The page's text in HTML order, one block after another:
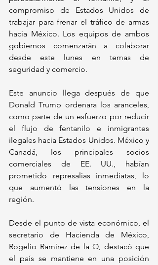
compromiso de Estados Unidos de
trabajar para frenar el tráfico de armas
hacia México. Los equipos de ambos
gobiernos comenzarán a colaborar
desde este lunes en temas de
seguridad y comercio.
Este anuncio llega después de que
Donald Trump ordenara los aranceles,
como parte de un esfuerzo por reducir
el flujo de fentanilo e inmigrantes
ilegales hacia Estados Unidos. México y
Canadá, los principales socios
comerciales de EE. UU., habían
prometido represalias inmediatas, lo
que aumentó las tensiones en la
región.
Desde el punto de vista económico, el
secretario de Hacienda de México,
Rogelio Ramírez de la O, destacó que
el país se mantiene en una posición